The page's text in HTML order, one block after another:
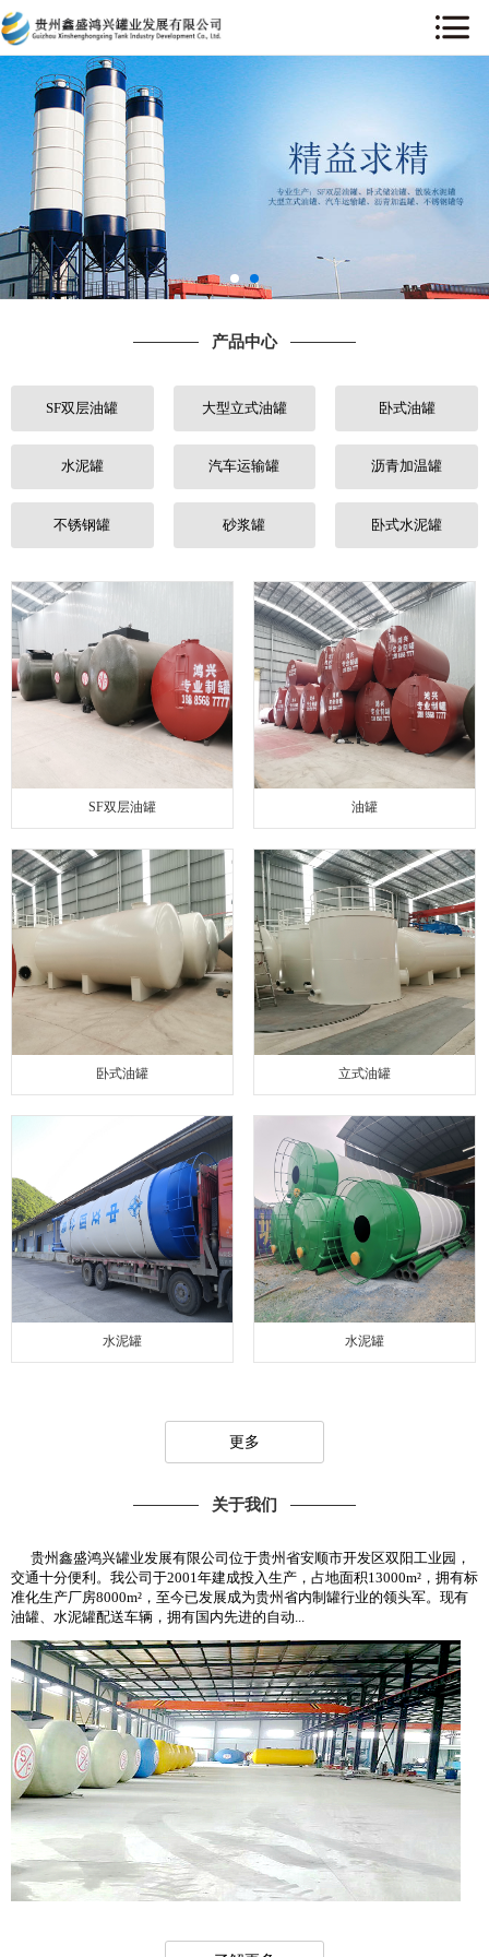
产品中心
SF双层油罐 大型立式油罐 卧式油罐
水泥罐 汽车运输罐 沥青加温罐
不锈钢罐 砂浆罐 卧式水泥罐
SF双层油罐 油罐
卧式油罐 立式油罐
水泥罐 水泥罐
更多
关于我们
贵州鑫盛鸿兴罐业发展有限公司位于贵州省安顺市开发区双阳工业园，
交通十分便利。我公司于2001年建成投入生产，占地面积13000m²，拥有标
准化生产厂房8000m²，至今已发展成为贵州省内制罐行业的领头军。现有
油罐、水泥罐配送车辆，拥有国内先进的自动...
网站首页
关于我们
产品中心
工程案例
售后服务
行业动态
人才招聘
联系我们